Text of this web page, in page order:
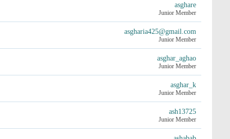
asghare
Junior Member
asgharia425@gmail.com
Junior Member
asghar_aghao
Junior Member
asghar_k
Junior Member
ash13725
Junior Member